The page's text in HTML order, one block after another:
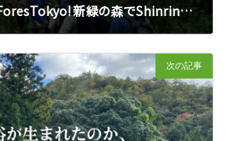
【募集】2023.5.4 Go to ForesTokyo! 新緑の森でShinrin-yokuをしよう！
次の記事